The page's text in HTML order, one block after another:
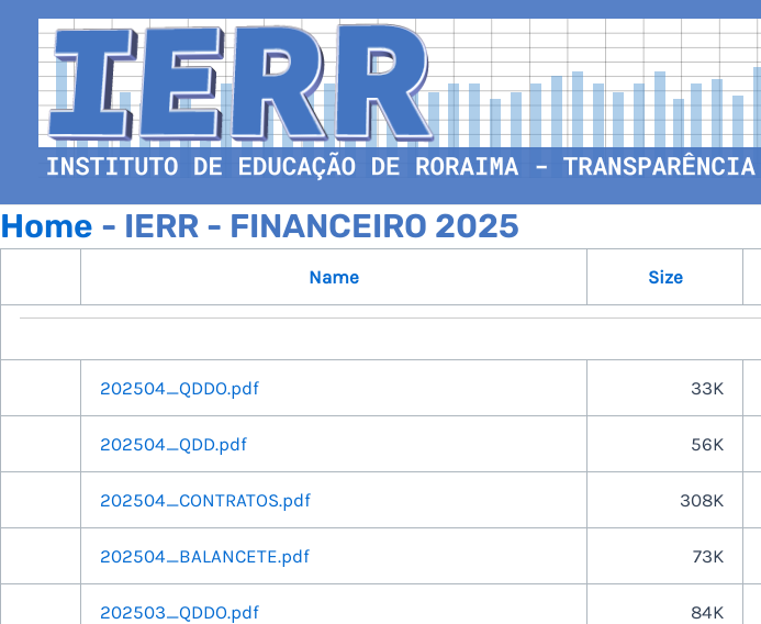
Home - IERR - FINANCEIRO 2025
Name Size
202504_QDDO.pdf 33K
202504_QDD.pdf 56K
202504_CONTRATOS.pdf 308K
202504_BALANCETE.pdf 73K
202503_QDDO.pdf 84K